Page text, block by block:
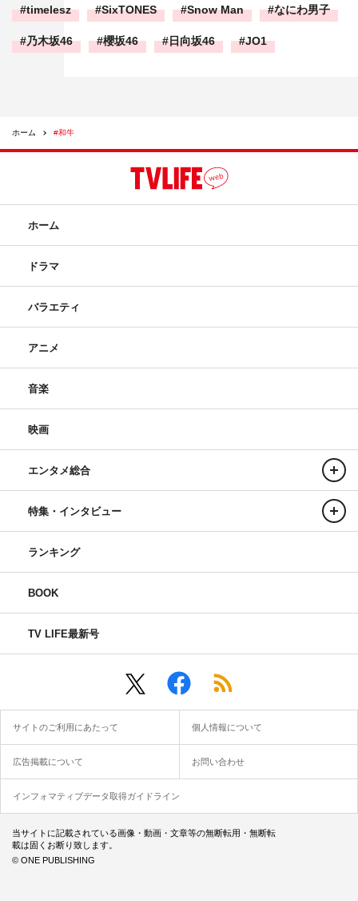
timelesz SixTONES Snow Man なにわ男子
乃木坂46 櫻坂46 日向坂46 JO1
ホーム #和牛
ホーム
ドラマ
バラエティ
アニメ
音楽
映画
エンタメ総合
特集・インタビュー
ランキング
BOOK
TV LIFE最新号
サイトのご利用にあたって 個人情報について
広告掲載について お問い合わせ
インフォマティブデータ取得ガイドライン
当サイトに記載されている画像・動画・文章等の無断転用・無断転
載は固くお断り致します。
© ONE PUBLISHING